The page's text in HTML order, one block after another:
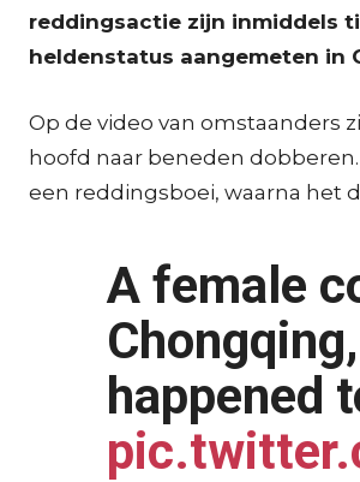
reddingsactie zijn inmiddels
heldenstatus aangemeten in
Op de video van omstaanders
hoofd naar beneden
een reddingsboei, waarna het
A female
happened